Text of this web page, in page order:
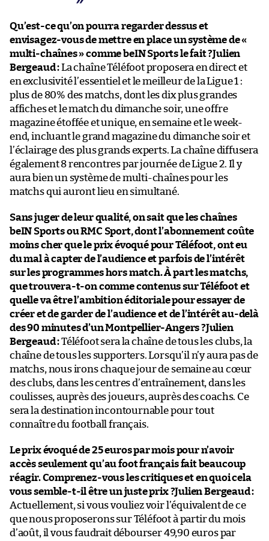
Qu’est-ce qu’on pourra regarder dessus et
envisagez-vous de mettre en place un système de «
multi-chaînes » comme beIN Sports le fait ?Julien
Bergeaud :La chaîne Téléfoot proposera en direct et
en exclusivité l’essentiel et le meilleur de la Ligue 1 :
plus de 80% des matchs, dont les dix plus grandes
affiches et le match du dimanche soir, une offre
magazine étoffée et unique, en semaine et le week-
end, incluant le grand magazine du dimanche soir et
l’éclairage des plus grands experts. La chaîne diffusera
également 8 rencontres par journée de Ligue 2. Il y
aura bien un système de multi-chaînes pour les
matchs qui auront lieu en simultané.
Sans juger de leur qualité, on sait que les chaînes
beIN Sports ou RMC Sport, dont l’abonnement coûte
moins cher que le prix évoqué pour Téléfoot, ont eu
du mal à capter de l’audience et parfois de l’intérêt
sur les programmes hors match. À part les matchs,
que trouvera-t-on comme contenus sur Téléfoot et
quelle va être l’ambition éditoriale pour essayer de
créer et de garder de l’audience et de l’intérêt au-delà
des 90 minutes d’un Montpellier-Angers ?Julien
Bergeaud :Téléfoot sera la chaîne de tous les clubs, la
chaîne de tous les supporters. Lorsqu’il n’y aura pas de
matchs, nous irons chaque jour de semaine au cœur
des clubs, dans les centres d’entraînement, dans les
coulisses, auprès des joueurs, auprès des coachs. Ce
sera la destination incontournable pour tout
connaître du football français.
Le prix évoqué de 25 euros par mois pour n’avoir
accès seulement qu’au foot français fait beaucoup
réagir. Comprenez-vous les critiques et en quoi cela
vous semble-t-il être un juste prix ?Julien Bergeaud :
Actuellement, si vous vouliez voir l’équivalent de ce
que nous proposerons sur Téléfoot à partir du mois
d’août, il vous faudrait débourser 49,90 euros par